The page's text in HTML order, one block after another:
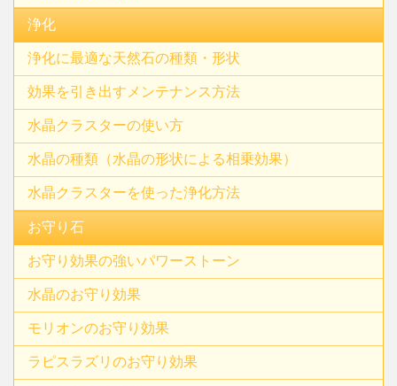
浄化
浄化に最適な天然石の種類・形状
効果を引き出すメンテナンス方法
水晶クラスターの使い方
水晶の種類（水晶の形状による相乗効果）
水晶クラスターを使った浄化方法
お守り石
お守り効果の強いパワーストーン
水晶のお守り効果
モリオンのお守り効果
ラピスラズリのお守り効果